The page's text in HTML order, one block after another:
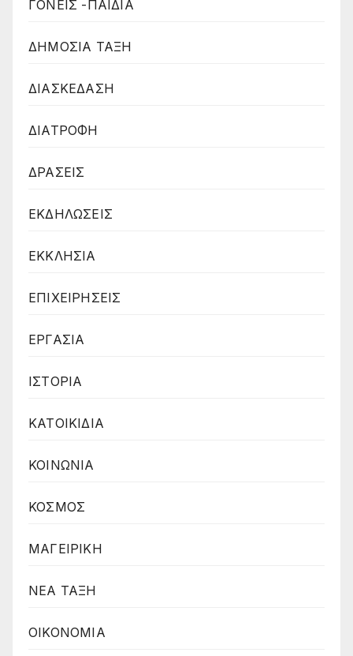
ΓΟΝΕΙΣ -ΠΑΙΔΙΑ
ΔΗΜΟΣΙΑ ΤΑΞΗ
ΔΙΑΣΚΕΔΑΣΗ
ΔΙΑΤΡΟΦΗ
ΔΡΑΣΕΙΣ
ΕΚΔΗΛΩΣΕΙΣ
ΕΚΚΛΗΣΙΑ
ΕΠΙΧΕΙΡΗΣΕΙΣ
ΕΡΓΑΣΙΑ
ΙΣΤΟΡΙΑ
ΚΑΤΟΙΚΙΔΙΑ
ΚΟΙΝΩΝΙΑ
ΚΟΣΜΟΣ
ΜΑΓΕΙΡΙΚΗ
ΝΕΑ ΤΑΞΗ
ΟΙΚΟΝΟΜΙΑ